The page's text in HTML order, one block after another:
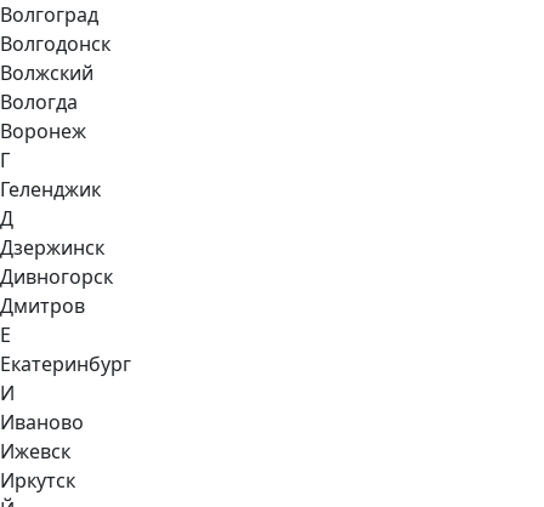
Волгоград
Волгодонск
Волжский
Вологда
Воронеж
Г
Геленджик
Д
Дзержинск
Дивногорск
Дмитров
Е
Екатеринбург
И
Иваново
Ижевск
Иркутск